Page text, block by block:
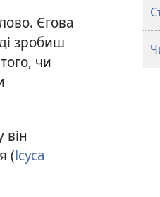
Єгова
зробиш
чи
(Ісуса